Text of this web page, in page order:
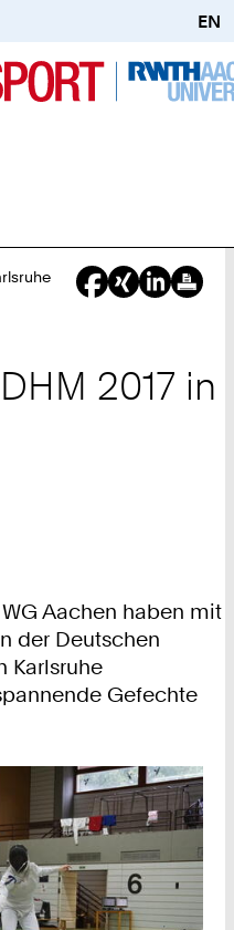
EN
2017 in
Aachen haben mit
der Deutschen
Karlsruhe
Gefechte